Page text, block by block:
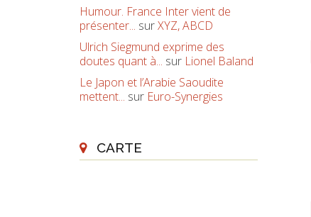
Humour. France Inter vient de
présenter... surXYZ, ABCD
Ulrich Siegmund exprime des
doutes quant à... sur Lionel Baland
Le Japon et l’Arabie Saoudite
mettent... sur Euro-Synergies
CARTE